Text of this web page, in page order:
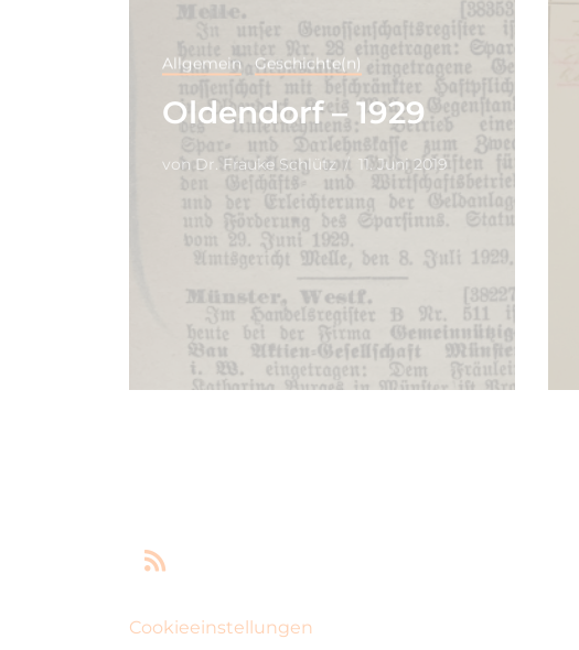
Allgemein Geschichte(n)
Oldendorf – 1929
von Dr. Frauke Schlütz 11. Juni 2019
Cookieeinstellungen